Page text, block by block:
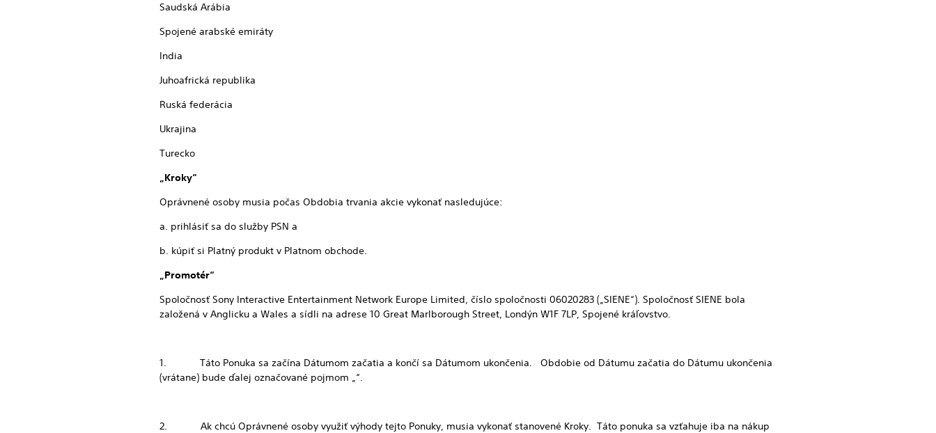
Saudská Arábia
Spojené arabské emiráty
India
Juhoafrická republika
Ruská federácia
Ukrajina
Turecko
„Kroky“
Oprávnené osoby musia počas Obdobia trvania akcie vykonať nasledujúce:
a. prihlásiť sa do služby PSN a
b. kúpiť si Platný produkt v Platnom obchode.
„Promotér“
Spoločnosť Sony Interactive Entertainment Network Europe Limited, číslo spoločnosti 06020283 („SIENE“). Spoločnosť SIENE bola
založená v Anglicku a Wales a sídli na adrese 10 Great Marlborough Street, Londýn W1F 7LP, Spojené kráľovstvo.
1. Táto Ponuka sa začína Dátumom začatia a končí sa Dátumom ukončenia. Obdobie od Dátumu začatia do Dátumu ukončenia
(vrátane) bude ďalej označované pojmom „“.
2. Ak chcú Oprávnené osoby využiť výhody tejto Ponuky, musia vykonať stanovené Kroky. Táto ponuka sa vzťahuje iba na nákup